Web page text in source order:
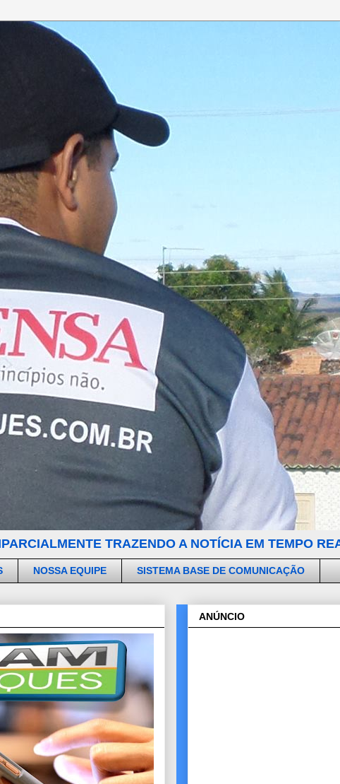
TRAZENDO A NOTÍCIA EM TEMPO
NOSSA EQUIPE SISTEMA BASE DE COMUNICAÇÃO
ANÚNCIO